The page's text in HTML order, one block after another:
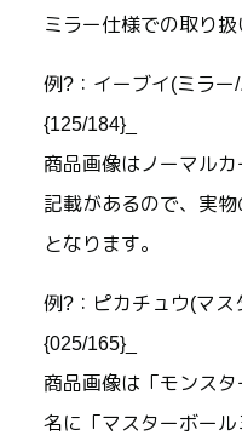
ミラー仕様での取り扱
例?：イーブイ(ミラー
{125/184}_
商品画像はノーマル
記載があるので、実
となります。
例?：ピカチュウ(マス
{025/165}_
商品画像は「モンス
名に「マスターボール